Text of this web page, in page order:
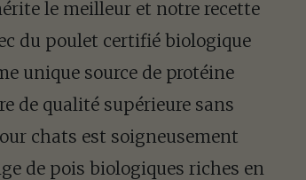
le meilleur et notre recette
du poulet certifié biologique
unique source de protéine
de qualité supérieure sans
chats est soigneusement
de pois biologiques riches en